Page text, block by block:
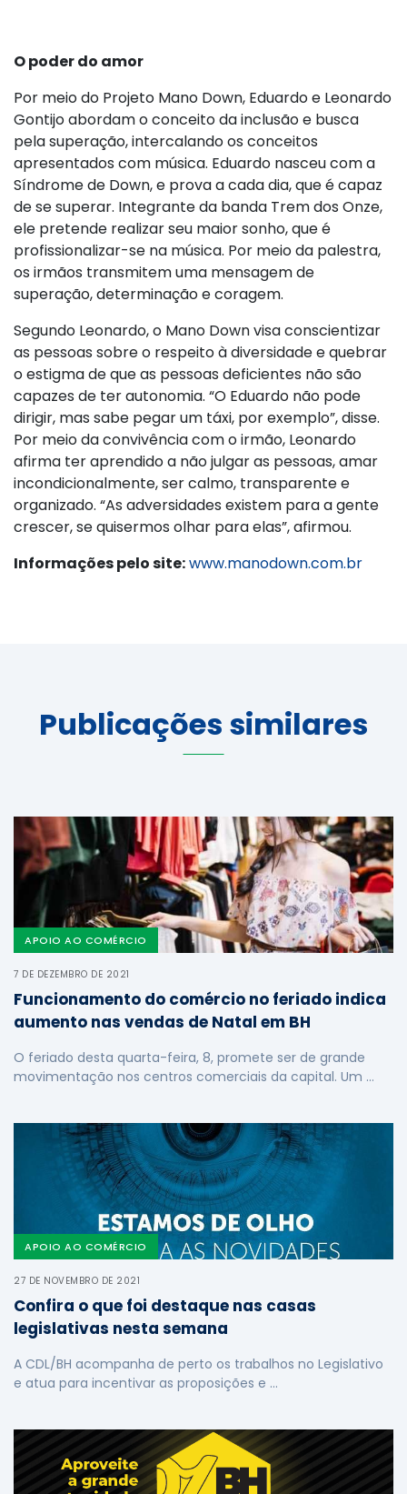
O poder do amor
Por meio do Projeto Mano Down, Eduardo e Leonardo
Gontijo abordam o conceito da inclusão e busca
pela superação, intercalando os conceitos
apresentados com música. Eduardo nasceu com a
Síndrome de Down, e prova a cada dia, que é capaz
de se superar. Integrante da banda Trem dos Onze,
ele pretende realizar seu maior sonho, que é
profissionalizar-se na música. Por meio da palestra,
os irmãos transmitem uma mensagem de
superação, determinação e coragem.
Segundo Leonardo, o Mano Down visa conscientizar
as pessoas sobre o respeito à diversidade e quebrar
o estigma de que as pessoas deficientes não são
capazes de ter autonomia. “O Eduardo não pode
dirigir, mas sabe pegar um táxi, por exemplo”, disse.
Por meio da convivência com o irmão, Leonardo
afirma ter aprendido a não julgar as pessoas, amar
incondicionalmente, ser calmo, transparente e
organizado. “As adversidades existem para a gente
crescer, se quisermos olhar para elas”, afirmou.
Informações pelo site:www.manodown.com.br
Publicações similares
APOIO AO COMÉRCIO
7 DE DEZEMBRO DE 2021
Funcionamento do comércio no feriado indica
aumento nas vendas de Natal em BH
O feriado desta quarta-feira, 8, promete ser de grande
movimentação nos centros comerciais da capital. Um …
APOIO AO COMÉRCIO
27 DE NOVEMBRO DE 2021
Confira o que foi destaque nas casas
legislativas nesta semana
A CDL/BH acompanha de perto os trabalhos no Legislativo
e atua para incentivar as proposições e …